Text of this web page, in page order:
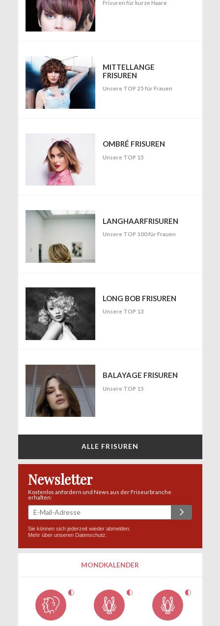
Frisuren für kurze Haare
MITTELLANGE
FRISUREN
Unsere TOP 25 für Frauen
OMBRÉ FRISUREN
Unsere TOP 15
LANGHAARFRISUREN
Unsere TOP 100 für Frauen
LONG BOB FRISUREN
Unsere TOP 13
BALAYAGE FRISUREN
Unsere TOP 15
ALLE FRISUREN
Newsletter
Kostenlos anfordern und News aus der Friseurbranche
erhalten:
Sie können sich jederzeit wieder abmelden.
Mehr über unseren Datenschutz
MONDKALENDER